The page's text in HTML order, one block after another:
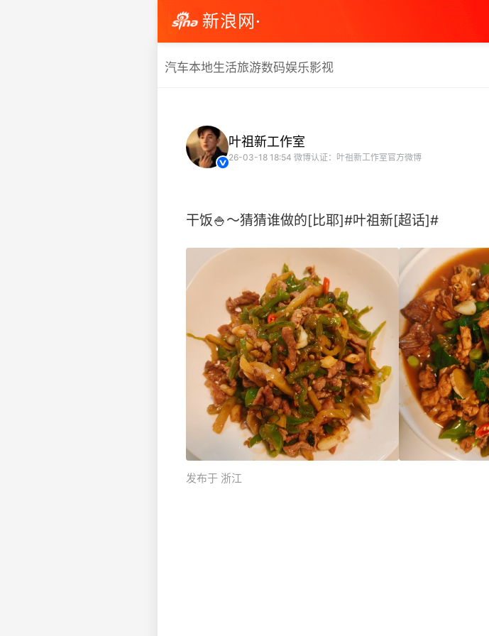
新浪网·
汽车本地生活旅游数码娱乐影视
叶祖新工作室
26-03-18 18:54 微博认证：叶祖新工作室官方微博
干饭🍚～猜猜谁做的[比耶]#叶祖新[超话]# ​
发布于 浙江